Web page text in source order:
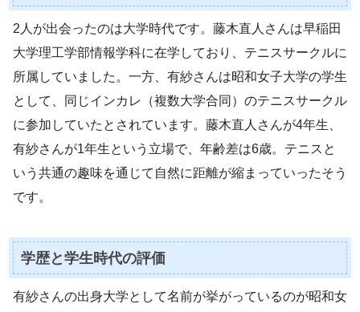
2人が出会ったのは大学時代です。藤木直人さんは早稲田
大学理工学部情報学科に在学しており、テニスサークルに
所属していました。一方、有紗さんは昭和女子大学の学生
として、同じインカレ（複数大学合同）のテニスサークル
に参加していたとされています。藤木直人さんが4年生、
有紗さんが1年生という立場で、年齢差は6歳。テニスと
いう共通の趣味を通じて自然に距離が縮まっていったそう
です。
学歴と学生時代の評価
有紗さんの出身大学として名前が挙がっているのが昭和女